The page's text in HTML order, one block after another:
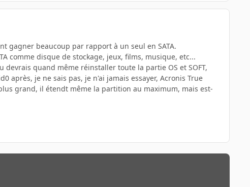
gagner beaucoup par rapport à un seul en SATA.
comme disque de stockage, jeux, films, musique, etc...
quand même réinstaller toute la partie OS et SOFT,
après, je ne sais pas, je n'ai jamais essayer, Acronis True
grand, il étendt même la partition au maximum, mais est-